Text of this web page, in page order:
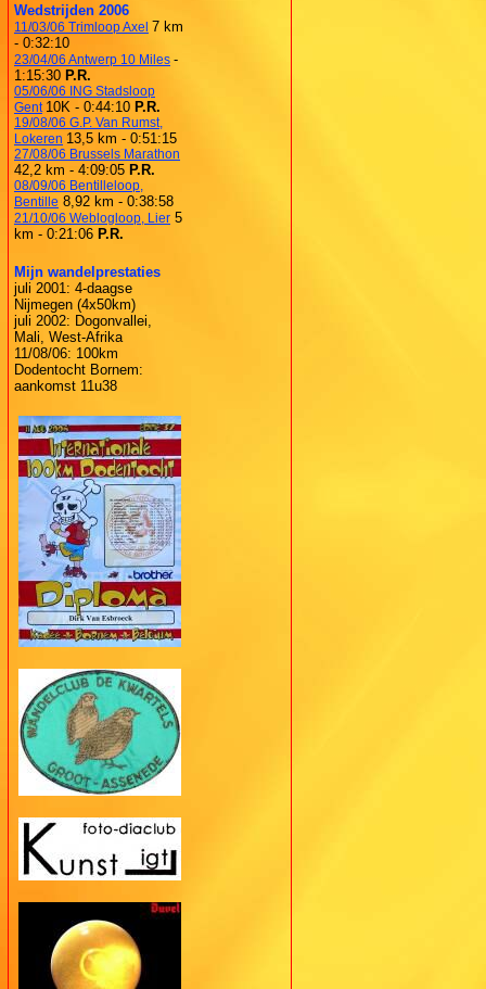
Wedstrijden 2006
11/03/06 Trimloop Axel 7 km
- 0:32:10
23/04/06 Antwerp 10 Miles -
1:15:30 P.R.
05/06/06 ING Stadsloop
Gent 10K - 0:44:10 P.R.
19/08/06 G.P. Van Rumst,
Lokeren 13,5 km - 0:51:15
27/08/06 Brussels Marathon
42,2 km - 4:09:05 P.R.
08/09/06 Bentilleloop,
Bentille 8,92 km - 0:38:58
21/10/06 Weblogloop, Lier 5
km - 0:21:06 P.R.
Mijn wandelprestaties
juli 2001: 4-daagse
Nijmegen (4x50km)
juli 2002: Dogonvallei,
Mali, West-Afrika
11/08/06: 100km
Dodentocht Bornem:
aankomst 11u38